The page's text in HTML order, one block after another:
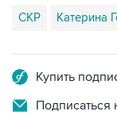
СКР Катерина
Купить
Подписаться